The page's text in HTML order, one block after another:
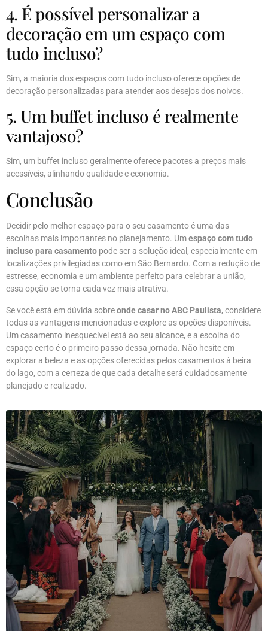
4. É possível personalizar a
decoração em um espaço com
tudo incluso?
Sim, a maioria dos espaços com tudo incluso oferece opções de
decoração personalizadas para atender aos desejos dos noivos.
5. Um buffet incluso é realmente
vantajoso?
Sim, um buffet incluso geralmente oferece pacotes a preços mais
acessíveis, alinhando qualidade e economia.
Conclusão
Decidir pelo melhor espaço para o seu casamento é uma das
escolhas mais importantes no planejamento. Umespaço com tudo
incluso para casamento pode ser a solução ideal, especialmente em
localizações privilegiadas como em São Bernardo. Com a redução de
estresse, economia e um ambiente perfeito para celebrar a união,
essa opção se torna cada vez mais atrativa.
Se você está em dúvida sobreonde casar no ABC Paulista, considere
todas as vantagens mencionadas e explore as opções disponíveis.
Um casamento inesquecível está ao seu alcance, e a escolha do
espaço certo é o primeiro passo dessa jornada. Não hesite em
explorar a beleza e as opções oferecidas pelos casamentos à beira
do lago, com a certeza de que cada detalhe será cuidadosamente
planejado e realizado.